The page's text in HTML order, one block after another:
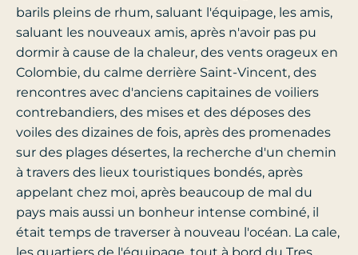
barils pleins de rhum, saluant l'équipage, les amis,
saluant les nouveaux amis, après n'avoir pas pu
dormir à cause de la chaleur, des vents orageux en
Colombie, du calme derrière Saint-Vincent, des
rencontres avec d'anciens capitaines de voiliers
contrebandiers, des mises et des déposes des
voiles des dizaines de fois, après des promenades
sur des plages désertes, la recherche d'un chemin
à travers des lieux touristiques bondés, après
appelant chez moi, après beaucoup de mal du
pays mais aussi un bonheur intense combiné, il
était temps de traverser à nouveau l'océan. La cale,